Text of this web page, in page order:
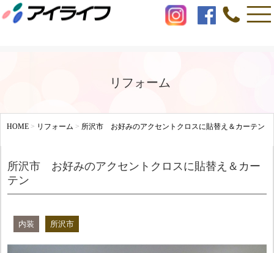
リフォーム
HOME > リフォーム > 所沢市 お好みのアクセントクロスに貼替え＆カーテン
所沢市 お好みのアクセントクロスに貼替え＆カー
テン
内装 所沢市